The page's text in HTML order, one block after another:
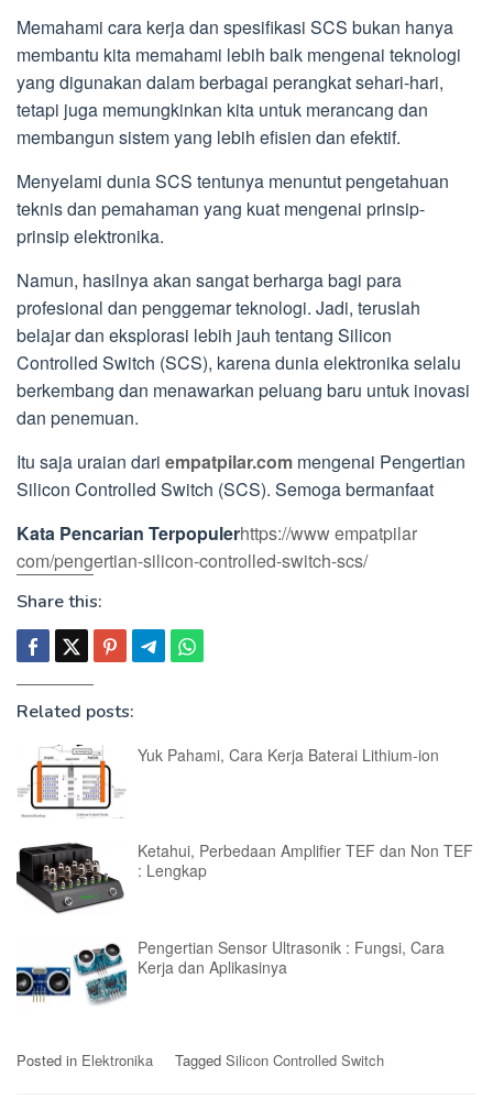
Memahami cara kerja dan spesifikasi SCS bukan hanya
membantu kita memahami lebih baik mengenai teknologi
yang digunakan dalam berbagai perangkat sehari-hari,
tetapi juga memungkinkan kita untuk merancang dan
membangun sistem yang lebih efisien dan efektif.
Menyelami dunia SCS tentunya menuntut pengetahuan
teknis dan pemahaman yang kuat mengenai prinsip-
prinsip elektronika.
Namun, hasilnya akan sangat berharga bagi para
profesional dan penggemar teknologi. Jadi, teruslah
belajar dan eksplorasi lebih jauh tentang Silicon
Controlled Switch (SCS), karena dunia elektronika selalu
berkembang dan menawarkan peluang baru untuk inovasi
dan penemuan.
Itu saja uraian dari empatpilar.com mengenai Pengertian
Silicon Controlled Switch (SCS). Semoga bermanfaat
Kata Pencarian Terpopulerhttps://www empatpilar
com/pengertian-silicon-controlled-switch-scs/
Share this:
Related posts:
Yuk Pahami, Cara Kerja Baterai Lithium-ion
Ketahui, Perbedaan Amplifier TEF dan Non TEF
: Lengkap
Pengertian Sensor Ultrasonik : Fungsi, Cara
Kerja dan Aplikasinya
Posted in Elektronika Tagged Silicon Controlled Switch